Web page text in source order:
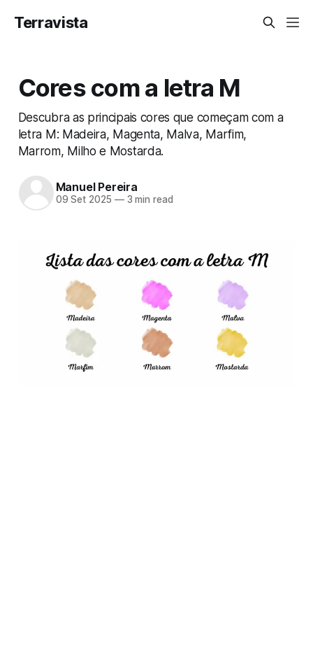
Terravista
Cores com a letra M
Descubra as principais cores que começam com a
letra M: Madeira, Magenta, Malva, Marfim,
Marrom, Milho e Mostarda.
Manuel Pereira
09 Set 2025 —3 min read